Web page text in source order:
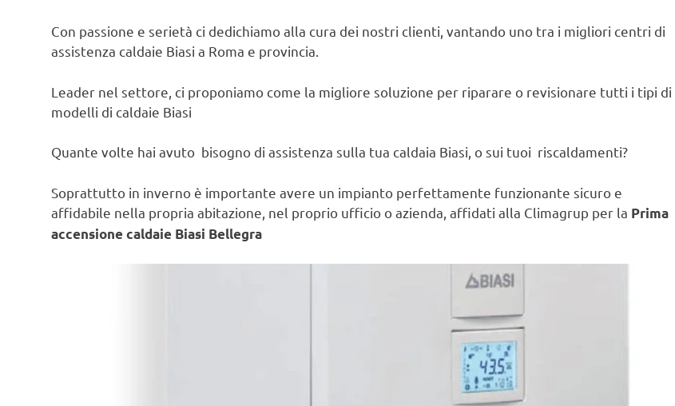
Con passione e serietà ci dedichiamo alla cura dei nostri clienti, vantando uno tra i migliori centri di
assistenza caldaie Biasi a Roma e provincia.
Leader nel settore, ci proponiamo come la migliore soluzione per riparare o revisionare tutti i tipi di
modelli di caldaie Biasi
Quante volte hai avuto bisogno di assistenza sulla tua caldaia Biasi, o sui tuoi riscaldamenti?
Soprattutto in inverno è importante avere un impianto perfettamente funzionante sicuro e
affidabile nella propria abitazione, nel proprio ufficio o azienda, affidati alla Climagrup per la Prima
accensione caldaie Biasi Bellegra